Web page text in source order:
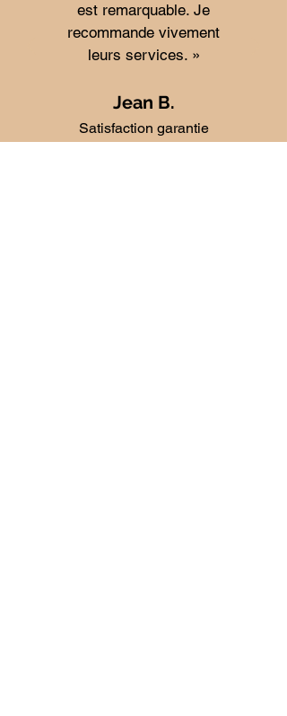
est remarquable. Je
recommande vivement
leurs services. »
Jean B.
Satisfaction garantie